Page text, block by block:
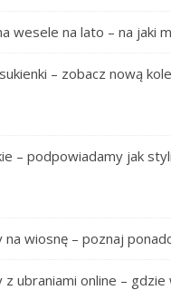
wesele na lato – na jaki
– zobacz nową
– podpowiadamy jak
na wiosnę – poznaj
z ubraniami online –